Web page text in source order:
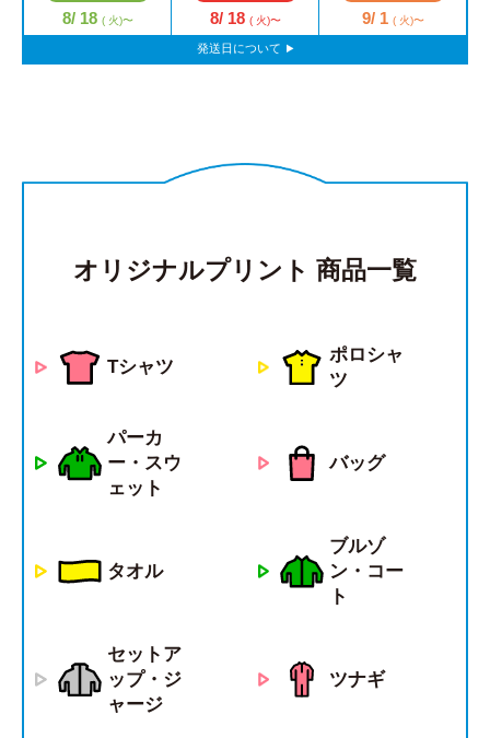
8/ 18 ( 火)〜 8/ 18 ( 火)〜 9/ 1 ( 火)〜
発送日について
オリジナルプリント 商品一覧
Tシャツ
ポロシャ
ツ
パーカ
ー・スウ
ェット
バッグ
タオル
ブルゾ
ン・コー
ト
セットア
ップ・ジ
ャージ
ツナギ